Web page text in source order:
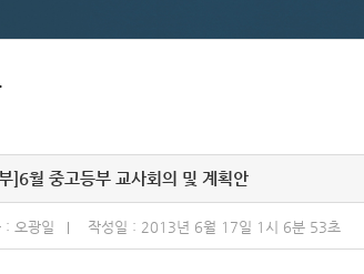
] 6월 중고등부 교사회의 및 계획안
: 오광일 작성일 : 2013년 6월 17일 1시 6분 53초